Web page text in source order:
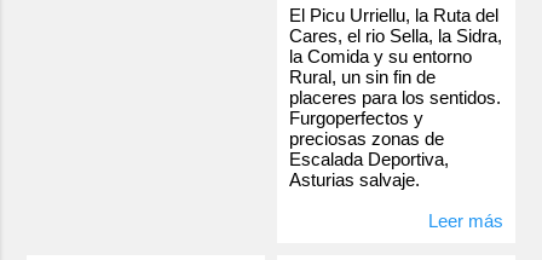
El Picu Urriellu, la Ruta del
Cares, el rio Sella, la Sidra,
la Comida y su entorno
Rural, un sin fin de
placeres para los sentidos.
Furgoperfectos y
preciosas zonas de
Escalada Deportiva,
Asturias salvaje.
Leer más